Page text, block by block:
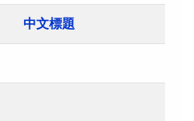
中文標題